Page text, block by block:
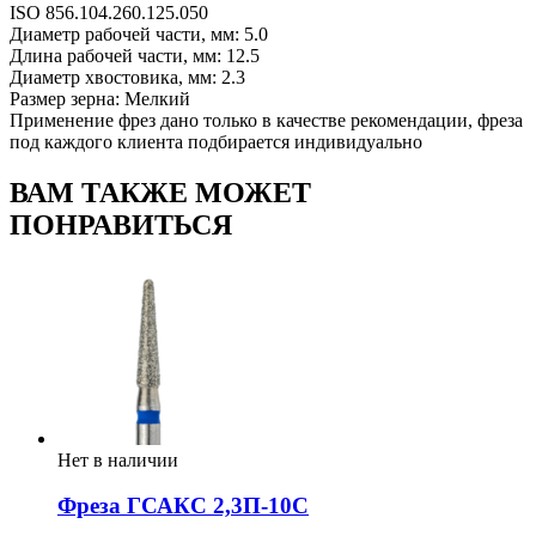
ISO 856.104.260.125.050
Диаметр рабочей части, мм: 5.0
Длина рабочей части, мм: 12.5
Диаметр хвостовика, мм: 2.3
Размер зерна: Мелкий
Применение фрез дано только в качестве рекомендации, фреза
под каждого клиента подбирается индивидуально
ВАМ ТАКЖЕ МОЖЕТ
ПОНРАВИТЬСЯ
Нет в наличии
Фреза ГСАКС 2,3П-10С